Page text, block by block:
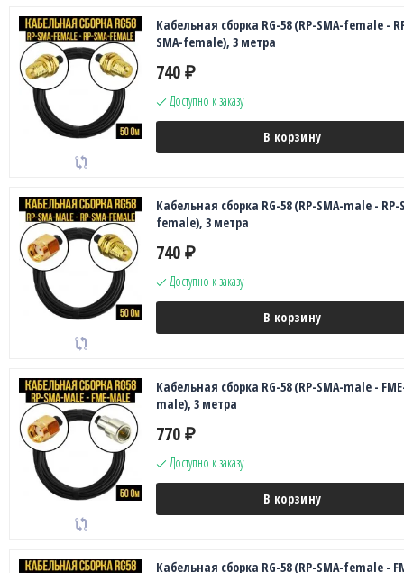
Кабельная сборка RG-58 (RP-SMA-female -
SMA-female), 3 метра
740 ₽
Доступно к заказу
В корзину
Кабельная сборка RG-58 (RP-SMA-male - RP-
female), 3 метра
740 ₽
Доступно к заказу
В корзину
Кабельная сборка RG-58 (RP-SMA-male -
male), 3 метра
770 ₽
Доступно к заказу
В корзину
Кабельная сборка RG-58 (RP-SMA-female -